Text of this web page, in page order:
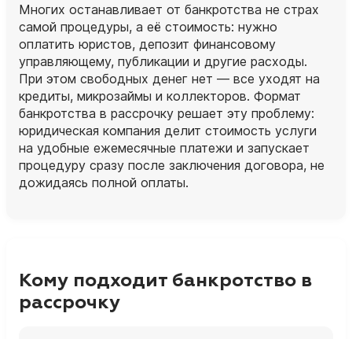
Многих останавливает от банкротства не страх
самой процедуры, а её стоимость: нужно
оплатить юристов, депозит финансовому
управляющему, публикации и другие расходы.
При этом свободных денег нет — все уходят на
кредиты, микрозаймы и коллекторов. Формат
банкротства в рассрочку решает эту проблему:
юридическая компания делит стоимость услуги
на удобные ежемесячные платежи и запускает
процедуру сразу после заключения договора, не
дожидаясь полной оплаты.
Кому подходит банкротство в
рассрочку